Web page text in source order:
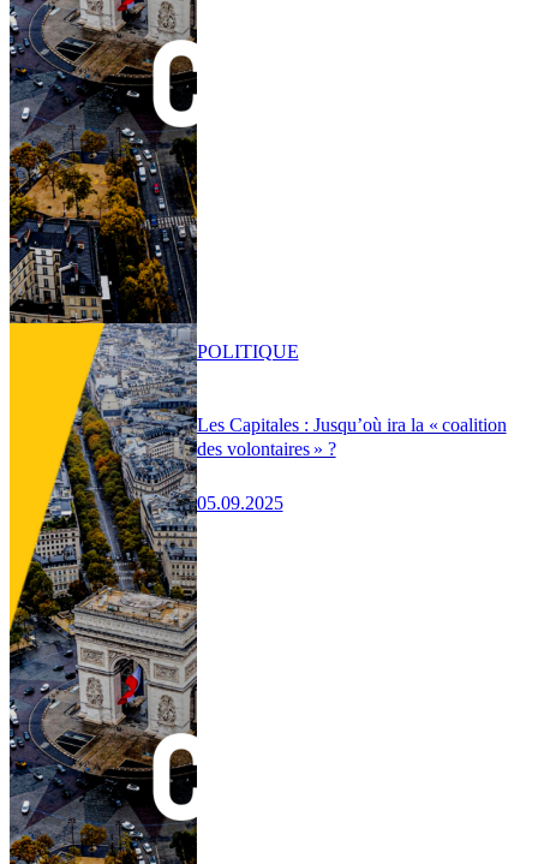
Les Capitales : Jusqu’où ira la « coalition
des volontaires » ?
05.09.2025
POLITIQUE